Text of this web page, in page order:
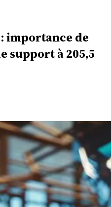
importance de
support à 205,5